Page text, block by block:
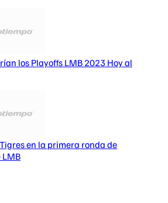
los Playoffs LMB 2023 Hoy al
en la primera ronda de
LMB